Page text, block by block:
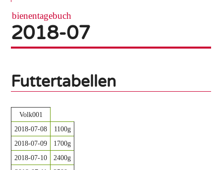
bienentagebuch
2018-07
Futtertabellen
Volk001
2018-07-08
1100g
2018-07-09
1700g
2018-07-10
2400g